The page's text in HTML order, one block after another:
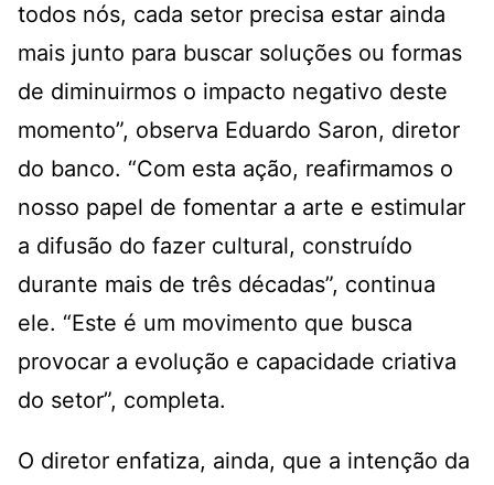
todos nós, cada setor precisa estar ainda
mais junto para buscar soluções ou formas
de diminuirmos o impacto negativo deste
momento”, observa Eduardo Saron, diretor
do banco. “Com esta ação, reafirmamos o
nosso papel de fomentar a arte e estimular
a difusão do fazer cultural, construído
durante mais de três décadas”, continua
ele. “Este é um movimento que busca
provocar a evolução e capacidade criativa
do setor”, completa.
O diretor enfatiza, ainda, que a intenção da